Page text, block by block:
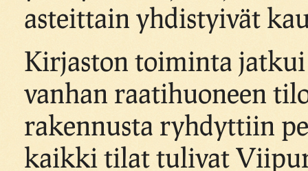
asteittain yhdistyivät
Kirjaston toiminta jatkui
vanhan raatihuoneen
rakennusta ryhdyttiin
kaikki tilat tulivat